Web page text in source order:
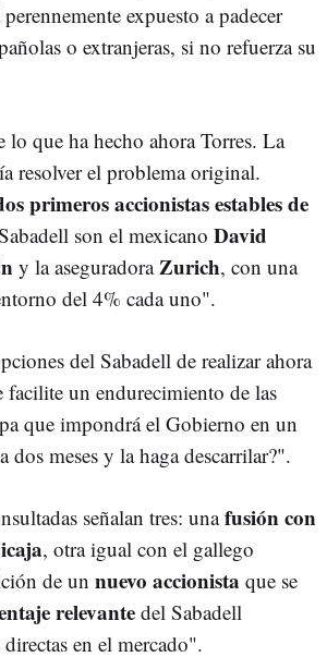
expuesto a padecer
o extranjeras, si no refuerza su
lo que ha hecho ahora Torres. La
resolver el problema original.
primeros accionistas estables de
son el mexicano David
y la aseguradoraZurich, con una
del 4% cada uno".
del Sabadell de realizar ahora
facilite un endurecimiento de las
que impondrá el Gobierno en un
dos meses y la haga descarrilar?".
señalan tres: unafusión con
, otra igual con el gallego
de un nuevo accionista que se
relevante del Sabadell
en el mercado".